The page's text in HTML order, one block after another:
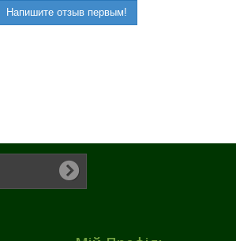
Напишите отзыв первым!